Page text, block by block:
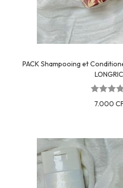
PACK Shampooing et
7.000